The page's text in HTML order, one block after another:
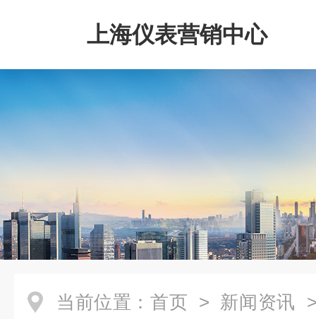
上海仪表营销中心
当前位置： 首页 > 新闻资讯